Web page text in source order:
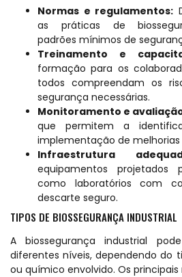
Normas e regulamentos:
as práticas de
padrões mínimos de
Treinamento e
formação para os
todos compreendam os
segurança necessárias.
Monitoramento e
que permitem a
implementação de
Infraestrutura
equipamentos projetados
como laboratórios com
descarte seguro.
TIPOS DE BIOSSEGURANÇA INDUSTRIAL
A biossegurança industrial
diferentes níveis, dependendo do
ou químico envolvido. Os